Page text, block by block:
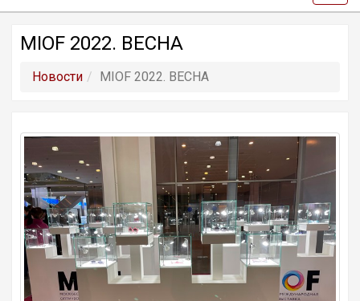
MIOF 2022. ВЕСНА
Новости MIOF 2022. ВЕСНА